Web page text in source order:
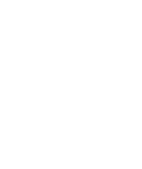
Anmeldelser i